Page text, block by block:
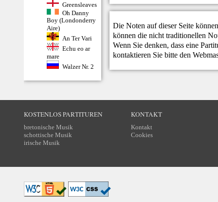
Greensleaves
Oh Danny
Boy (Londonderry
Aire)
An Ter Vari
Echu eo ar
mare
Walzer Nr. 2
Die Noten auf dieser Seite
können die nicht traditionellen
Wenn Sie denken, dass eine
kontaktieren Sie bitte den
KOSTENLOS PARTITUREN
bretonische Musik
schottische Musik
irische Musik
KONTAKT
Kontakt
Cookies